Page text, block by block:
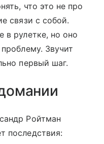
что это не про
связи с собой.
в рулетке, но оно
Звучит
первый шаг.
Ройтман
последствия: